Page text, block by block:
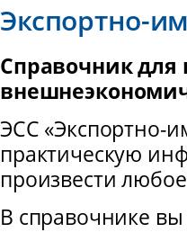
Экспортно-
Справочник
ЭСС «Экспортно-
практическую
произвести
В справочнике